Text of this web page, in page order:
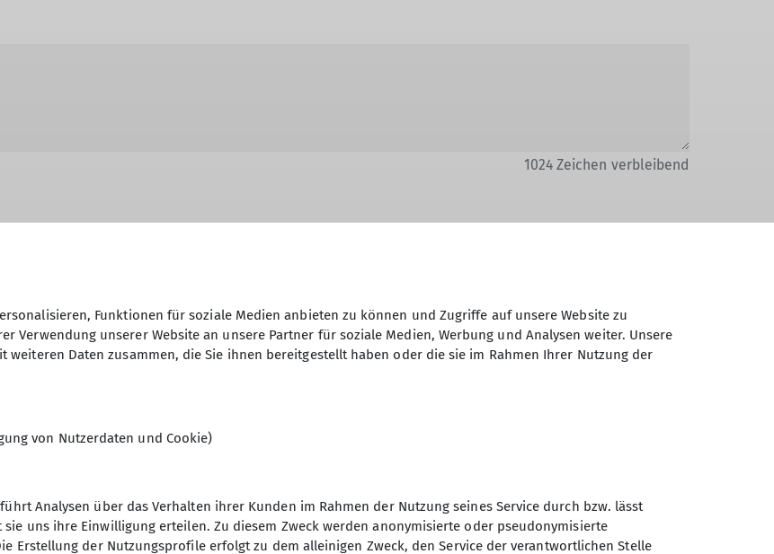
1024Zeichen verbleibend
Datenschutzerklärung *
meine in das Kontaktformular eingegebenen Daten elektronisch gesichert und zum
genutzt werden. Mir ist bekannt, dass ich meine Einwilligung jederzeit wiederrufen kann.
DAV Sektion Berchtesgaden
Funktionen für soziale Medien anbieten zu können und Zugriffe auf unsere Website zu
Verwendung unserer Website an unsere Partner für soziale Medien, Werbung und Analysen weiter. Unsere
Daten zusammen, die Sie ihnen bereitgestellt haben oder die sie im Rahmen Ihrer Nutzung der
von Nutzerdaten und Cookie)
Analysen über das Verhalten ihrer Kunden im Rahmen der Nutzung seines Service durch bzw. lässt
uns ihre Einwilligung erteilen. Zu diesem Zweck werden anonymisierte oder pseudonymisierte
Erstellung der Nutzungsprofile erfolgt zu dem alleinigen Zweck, den Service der verantwortlichen Stelle